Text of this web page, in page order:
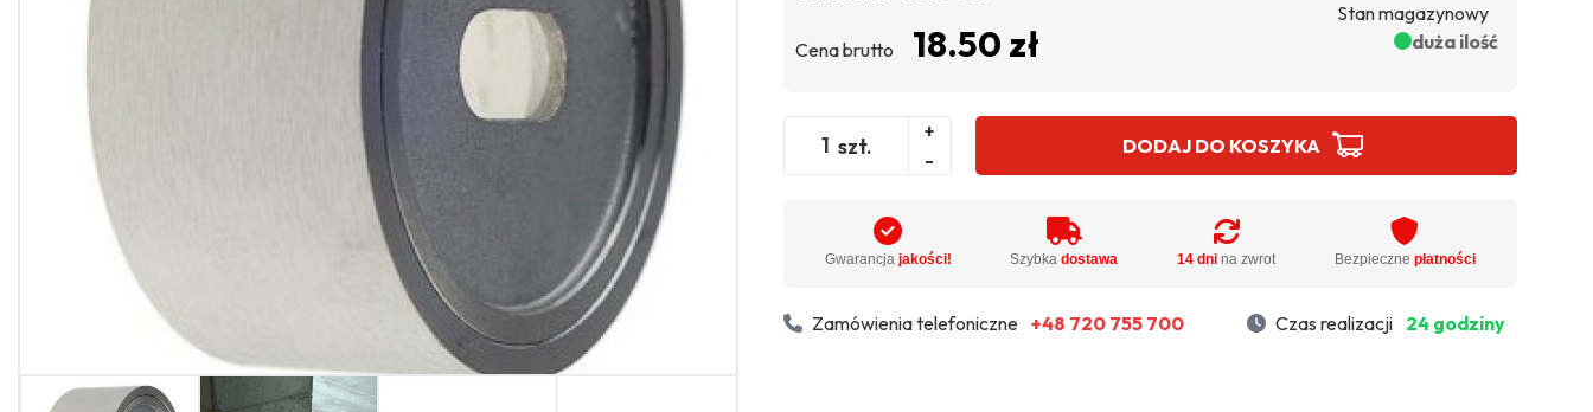
Cena brutto 18.50 zł
Stan magazynowy
duża ilość
szt.
+
-
DODAJ DO KOSZYKA
Gwarancja jakości! Szybkadostawa 14 dni na zwrot Bezpieczne płatności
Zamówienia telefoniczne +48 720 755 700 Czas realizacji 24 godziny